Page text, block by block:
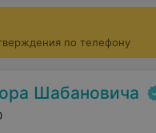
по телефону
Шабановича